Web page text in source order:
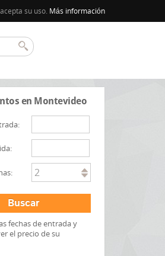
su uso. Más información
en Montevideo
2
Buscar
fechas de entrada y
el precio de su